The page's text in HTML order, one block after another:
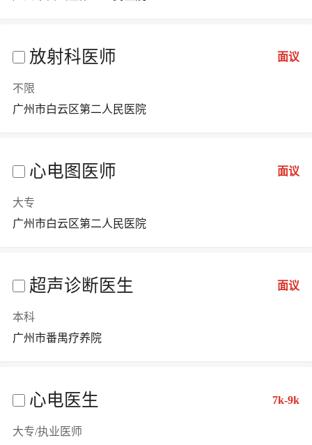
放射科医师 面议
不限
广州市白云区第二人民医院
心电图医师 面议
大专
广州市白云区第二人民医院
超声诊断医生 面议
本科
广州市番禺疗养院
心电医生 7k-9k
大专/执业医师